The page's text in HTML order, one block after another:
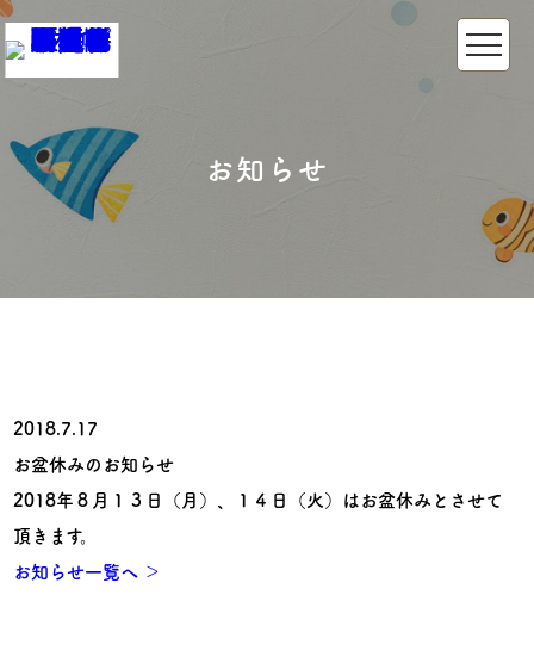
お知らせ
2018.7.17
お盆休みのお知らせ
2018年８月１３日（月）、１４日（火）はお盆休みとさせて
頂きます。
お知らせ一覧へ ＞